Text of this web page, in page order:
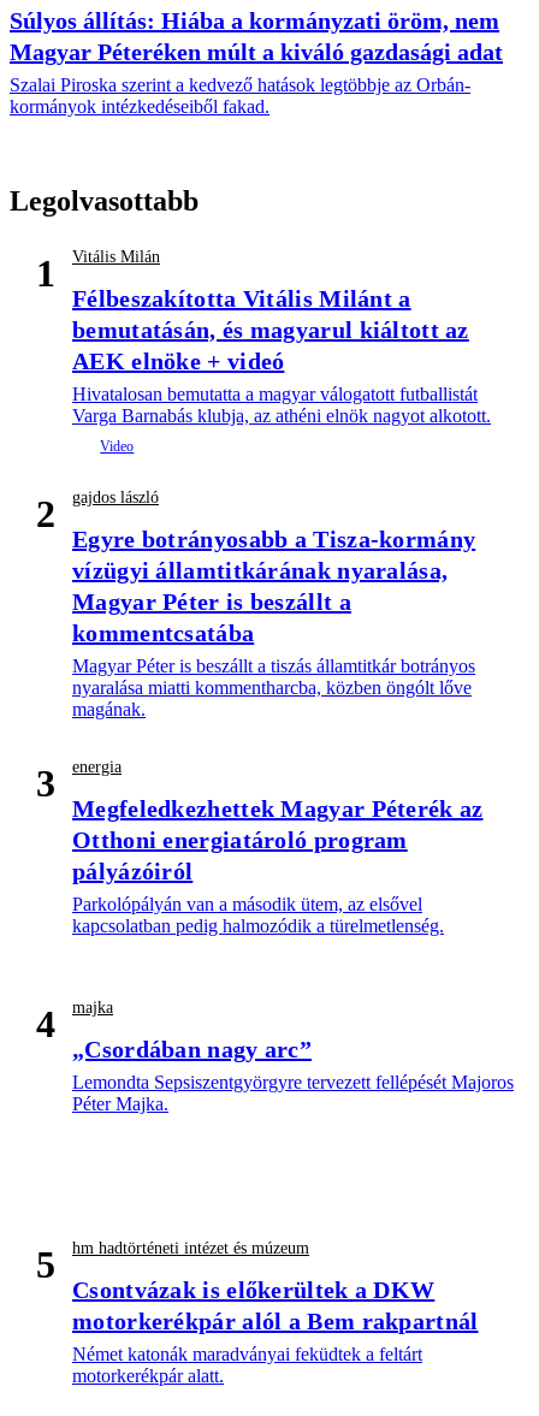
Súlyos állítás: Hiába a kormányzati öröm, nem
Magyar Péteréken múlt a kiváló gazdasági adat
Szalai Piroska szerint a kedvező hatások legtöbbje az Orbán-
kormányok intézkedéseiből fakad.
Legolvasottabb
1 Vitális Milán
Félbeszakította Vitális Milánt a
bemutatásán, és magyarul kiáltott az
AEK elnöke + videó
Hivatalosan bemutatta a magyar válogatott futballistát
Varga Barnabás klubja, az athéni elnök nagyot alkotott.
2 gajdos lászló
Egyre botrányosabb a Tisza-kormány
vízügyi államtitkárának nyaralása,
Magyar Péter is beszállt a
kommentcsatába
Magyar Péter is beszállt a tiszás államtitkár botrányos
nyaralása miatti kommentharcba, közben öngólt lőve
magának.
3 energia
Megfeledkezhettek Magyar Péterék az
Otthoni energiatároló program
pályázóiról
Parkolópályán van a második ütem, az elsővel
kapcsolatban pedig halmozódik a türelmetlenség.
4 majka
„Csordában nagy arc”
Lemondta Sepsiszentgyörgyre tervezett fellépését Majoros
Péter Majka.
5 hm hadtörténeti intézet és múzeum
Csontvázak is előkerültek a DKW
motorkerékpár alól a Bem rakpartnál
Német katonák maradványai feküdtek a feltárt
motorkerékpár alatt.